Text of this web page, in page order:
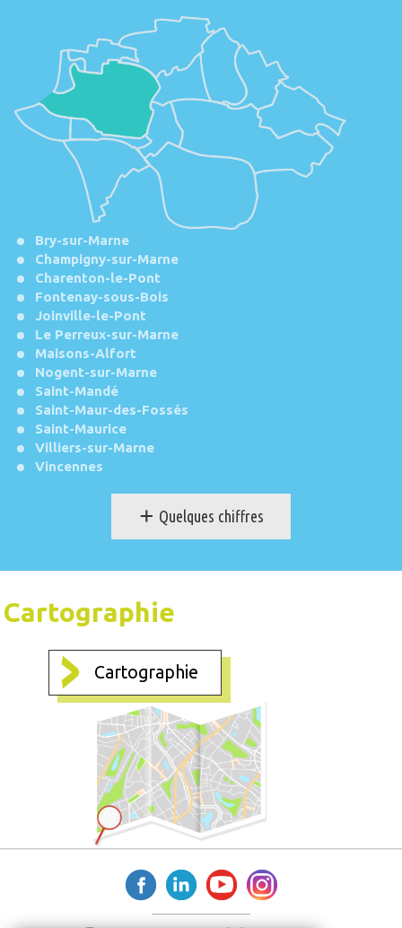
Bry-sur-Marne
Champigny-sur-Marne
Charenton-le-Pont
Fontenay-sous-Bois
Joinville-le-Pont
Le Perreux-sur-Marne
Maisons-Alfort
Nogent-sur-Marne
Saint-Mandé
Saint-Maur-des-Fossés
Saint-Maurice
Villiers-sur-Marne
Vincennes
+ Quelques chiffres
Cartographie
Cartographie